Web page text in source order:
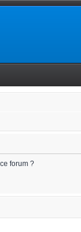
forum ?